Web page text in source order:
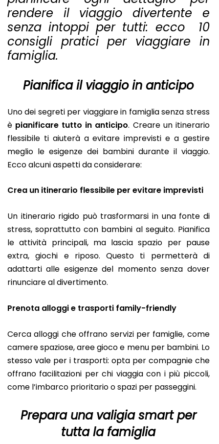
rendere il viaggio divertente e
senza intoppi per tutti: ecco 10
consigli pratici per viaggiare in
famiglia.
Pianifica il viaggio in anticipo
Uno dei segreti per viaggiare in famiglia senza stress
è pianificare tutto in anticipo. Creare un itinerario
flessibile ti aiuterà a evitare imprevisti e a gestire
meglio le esigenze dei bambini durante il viaggio.
Ecco alcuni aspetti da considerare:
Crea un itinerario flessibile per evitare imprevisti
Un itinerario rigido può trasformarsi in una fonte di
stress, soprattutto con bambini al seguito. Pianifica
le attività principali, ma lascia spazio per pause
extra, giochi e riposo. Questo ti permetterà di
adattarti alle esigenze del momento senza dover
rinunciare al divertimento.
Prenota alloggi e trasporti family-friendly
Cerca alloggi che offrano servizi per famiglie, come
camere spaziose, aree gioco e menu per bambini. Lo
stesso vale per i trasporti: opta per compagnie che
offrano facilitazioni per chi viaggia con i più piccoli,
come l’imbarco prioritario o spazi per passeggini.
Prepara una valigia smart per
tutta la famiglia